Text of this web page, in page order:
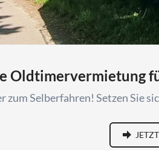
Mercedes 190 D Babybenz
Oldtimervermietung
Selberfahren! Setzen Sie